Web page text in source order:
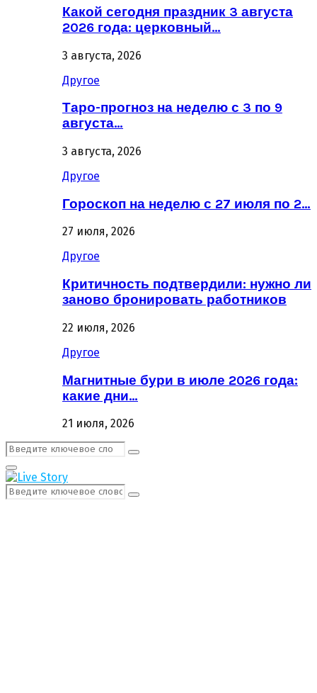
Какой сегодня праздник 3 августа
2026 года: церковный…
3 августа, 2026
Другое
Таро-прогноз на неделю с 3 по 9
августа…
3 августа, 2026
Другое
Гороскоп на неделю с 27 июля по 2…
27 июля, 2026
Другое
Критичность подтвердили: нужно ли
заново бронировать работников
22 июля, 2026
Другое
Магнитные бури в июле 2026 года:
какие дни…
21 июля, 2026
Поиск:
Поиск
Первичное
Меню
Поиск:
Поиск